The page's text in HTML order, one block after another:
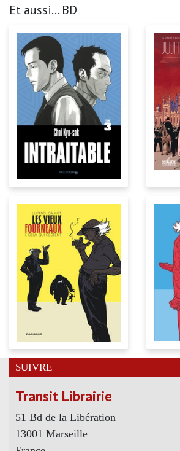
Et aussi... BD
SUIVRE
Transit Librairie
51 Bd de la Libération
13001 Marseille